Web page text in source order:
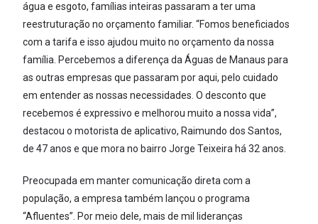
água e esgoto, famílias inteiras passaram a ter uma
reestruturação no orçamento familiar. “Fomos beneficiados
com a tarifa e isso ajudou muito no orçamento da nossa
família. Percebemos a diferença da Águas de Manaus para
as outras empresas que passaram por aqui, pelo cuidado
em entender as nossas necessidades. O desconto que
recebemos é expressivo e melhorou muito a nossa vida”,
destacou o motorista de aplicativo, Raimundo dos Santos,
de 47 anos e que mora no bairro Jorge Teixeira há 32 anos.
Preocupada em manter comunicação direta com a
população, a empresa também lançou o programa
“Afluentes”. Por meio dele, mais de mil lideranças